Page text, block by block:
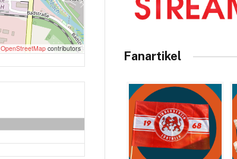
OpenStreetMap contributors
Fanartikel